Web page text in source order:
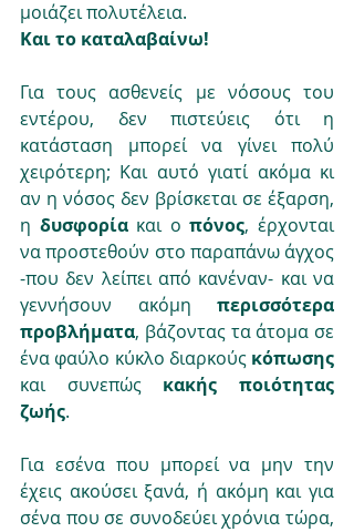
μοιάζει πολυτέλεια.
Και το καταλαβαίνω!
Για τους ασθενείς με νόσους του
εντέρου, δεν πιστεύεις ότι η
κατάσταση μπορεί να γίνει πολύ
χειρότερη; Και αυτό γιατί ακόμα κι
αν η νόσος δεν βρίσκεται σε έξαρση,
η δυσφορία και ο πόνος, έρχονται
να προστεθούν στο παραπάνω άγχος
-που δεν λείπει από κανέναν- και να
γεννήσουν ακόμη περισσότερα
προβλήματα, βάζοντας τα άτομα σε
ένα φαύλο κύκλο διαρκούς
και συνεπώς κακής ποιότητας
ζωής.
Για εσένα που μπορεί να μην την
έχεις ακούσει ξανά, ή ακόμη και για
σένα που σε συνοδεύει χρόνια τώρα,